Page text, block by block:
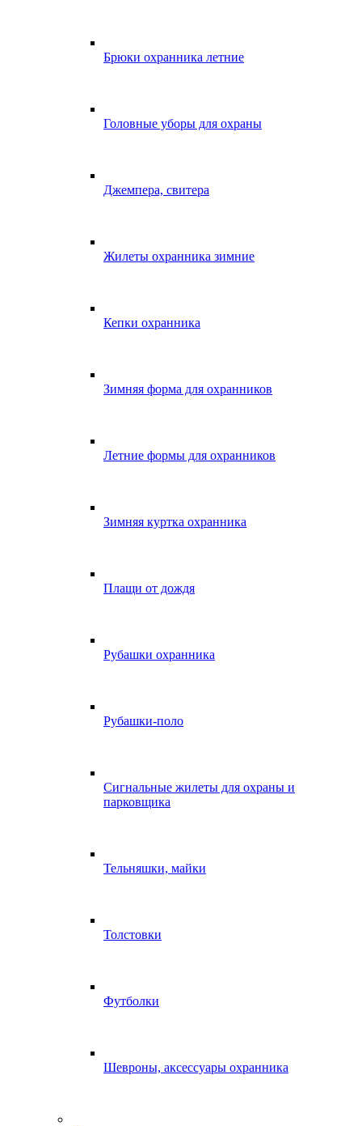
Брюки охранника летние
Головные уборы для охраны
Джемпера, свитера
Жилеты охранника зимние
Кепки охранника
Зимняя форма для охранников
Летние формы для охранников
Зимняя куртка охранника
Плащи от дождя
Рубашки охранника
Рубашки-поло
Сигнальные жилеты для охраны и
парковщика
Тельняшки, майки
Толстовки
Футболки
Шевроны, аксессуары охранника